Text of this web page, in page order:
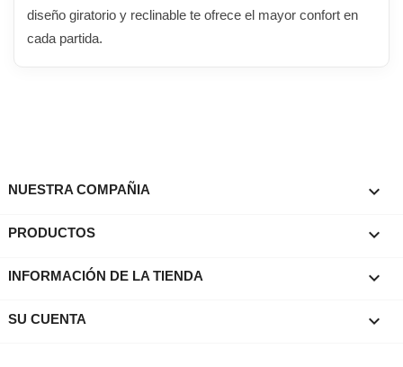
diseño giratorio y reclinable te ofrece el mayor confort en
cada partida.
NUESTRA COMPAÑIA 
PRODUCTOS 
INFORMACIÓN DE LA TIENDA keyboard_arrow_down
SU CUENTA 